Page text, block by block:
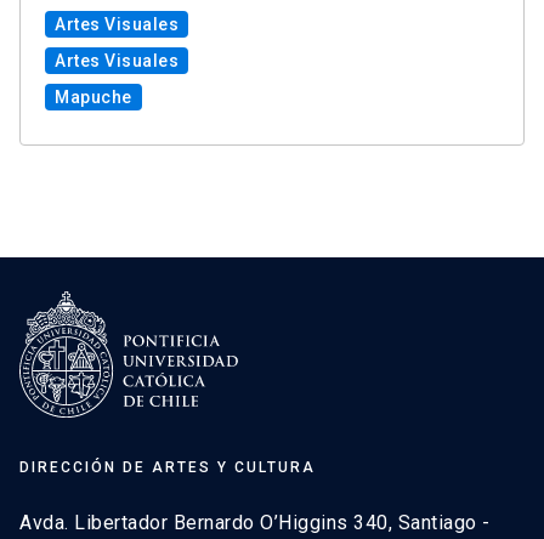
Artes Visuales
Artes Visuales
Mapuche
DIRECCIÓN DE ARTES Y CULTURA
Avda. Libertador Bernardo O’Higgins 340, Santiago -